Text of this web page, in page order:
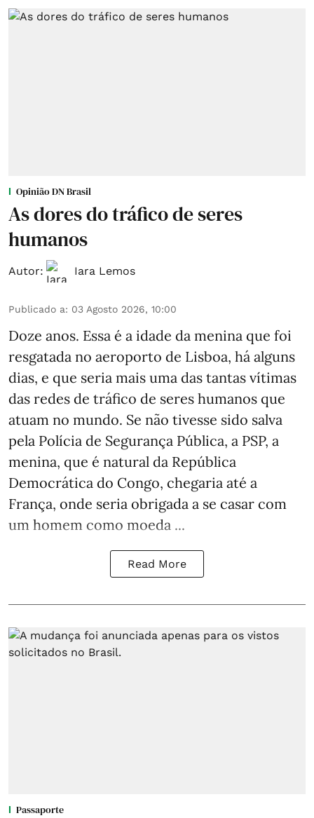
Opinião DN Brasil
As dores do tráfico de seres
humanos
Autor: Iara Lemos
Publicado a: 03 Agosto 2026, 10:00
Doze anos. Essa é a idade da menina que foi
resgatada no aeroporto de Lisboa, há alguns
dias, e que seria mais uma das tantas vítimas
das redes de tráfico de seres humanos que
atuam no mundo. Se não tivesse sido salva
pela Polícia de Segurança Pública, a PSP, a
menina, que é natural da República
Democrática do Congo, chegaria até a
França, onde seria obrigada a se casar com
um homem como moeda ...
Read More
Passaporte